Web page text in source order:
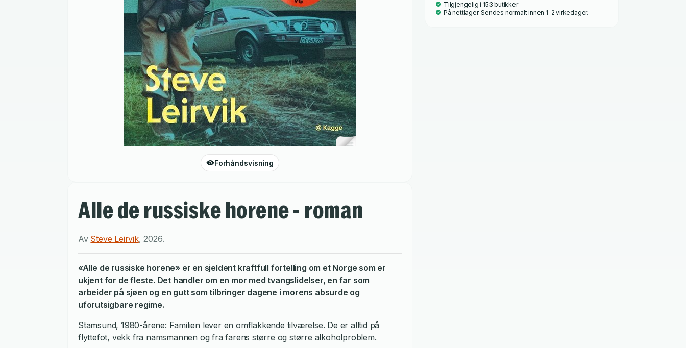
Forhåndsvisning
Alle de russiske horene - roman
Av Steve Leirvik,2026.
«Alle de russiske horene» er en sjeldent kraftfull fortelling om et Norge som er
ukjent for de fleste. Det handler om en mor med tvangslidelser, en far som
arbeider på sjøen og en gutt som tilbringer dagene i morens absurde og
uforutsigbare regime.
Stamsund, 1980-årene: Familien lever en omflakkende tilværelse. De er alltid på
flyttefot, vekk fra namsmannen og fra farens større og større alkoholproblem.
Tilgjengelig i 153 butikker
På nettlager. Sendes normalt innen 1-2 virkedager.